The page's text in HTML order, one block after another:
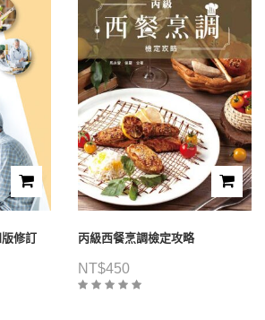
修訂
丙級西餐烹調檢定攻略
NT$450